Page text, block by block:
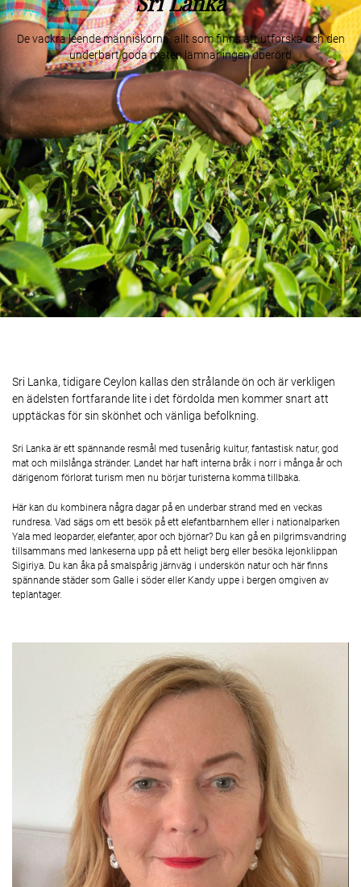
De vackra leende människorna, allt som finns att utforska och den
underbart goda maten lämnar ingen oberörd
Sri Lanka, tidigare Ceylon kallas den strålande ön och är verkligen
en ädelsten fortfarande lite i det fördolda men kommer snart att
upptäckas för sin skönhet och vänliga befolkning.
Sri Lanka är ett spännande resmål med tusenårig kultur, fantastisk natur, god
mat och milslånga stränder. Landet har haft interna bråk i norr i många år och
därigenom förlorat turism men nu börjar turisterna komma tillbaka.
Här kan du kombinera några dagar på en underbar strand med en veckas
rundresa. Vad sägs om ett besök på ett elefantbarnhem eller i nationalparken
Yala med leoparder, elefanter, apor och björnar? Du kan gå en pilgrimsvandring
tillsammans med lankeserna upp på ett heligt berg eller besöka lejonklippan
Sigiriya. Du kan åka på smalspårig järnväg i underskön natur och här finns
spännande städer som Galle i söder eller Kandy uppe i bergen omgiven av
teplantager.